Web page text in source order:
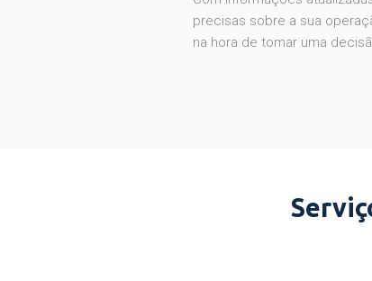
precisas sobre a sua
na hora de tomar uma